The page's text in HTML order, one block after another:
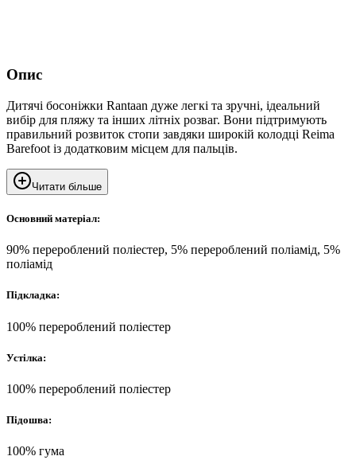
Опис
Дитячі босоніжки Rantaan дуже легкі та зручні, ідеальний
вибір для пляжу та інших літніх розваг. Вони підтримують
правильний розвиток стопи завдяки широкій колодці Reima
Barefoot із додатковим місцем для пальців.
Читати більше
Основний матеріал:
90% перероблений поліестер, 5% перероблений поліамід, 5%
поліамід
Підкладка:
100% перероблений поліестер
Устілка:
100% перероблений поліестер
Підошва:
100% гума